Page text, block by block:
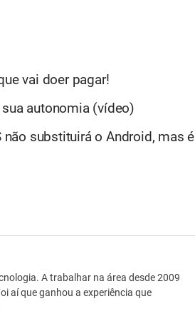
vai doer pagar!
autonomia (vídeo)
não substituirá o Android, mas é
A trabalhar na área desde 2009
aí que ganhou a experiência que